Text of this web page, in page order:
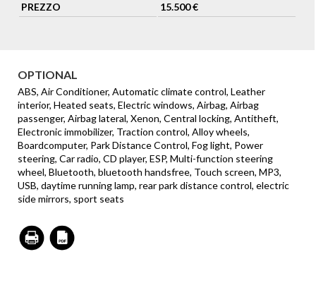
PREZZO
15.500 €
OPTIONAL
ABS, Air Conditioner, Automatic climate control, Leather
interior, Heated seats, Electric windows, Airbag, Airbag
passenger, Airbag lateral, Xenon, Central locking, Antitheft,
Electronic immobilizer, Traction control, Alloy wheels,
Boardcomputer, Park Distance Control, Fog light, Power
steering, Car radio, CD player, ESP, Multi-function steering
wheel, Bluetooth, bluetooth handsfree, Touch screen, MP3,
USB, daytime running lamp, rear park distance control, electric
side mirrors, sport seats